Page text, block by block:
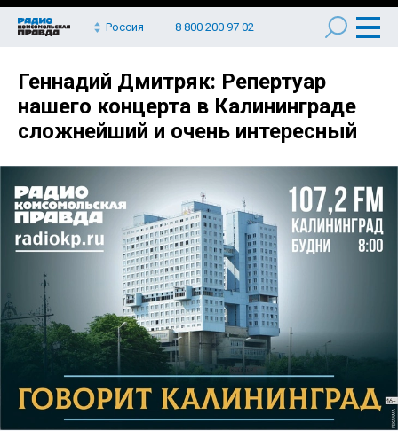
Россия 8 800 200 97 02
Геннадий Дмитряк: Репертуар
нашего концерта в Калининграде
сложнейший и очень интересный